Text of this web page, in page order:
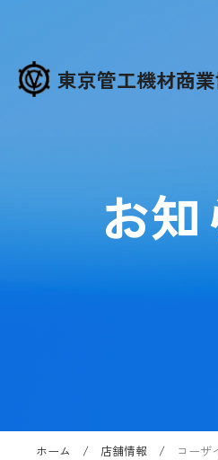
東京管工機材商
お知
ホーム 店舗情報 コーザ